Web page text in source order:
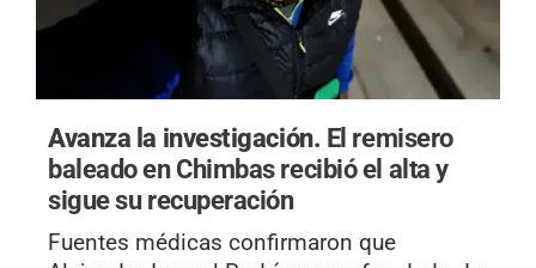
Avanza la investigación. El remisero
baleado en Chimbas recibió el alta y
sigue su recuperación
Fuentes médicas confirmaron que